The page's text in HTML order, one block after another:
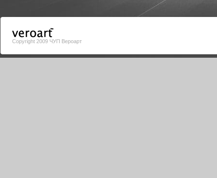
Copyright 2009 ЧУП Вероарт